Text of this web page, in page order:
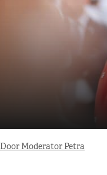
Door Moderator Petra